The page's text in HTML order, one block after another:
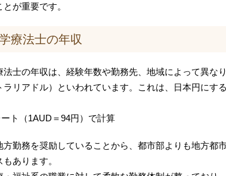
が重要です。
療法士の年収
士の年収は、経験年数や勤務先、地域によって異なり
ラリアドル）といわれています。これは、日本円にす
ト（1AUD＝94円）で計算
勤務を奨励していることから、都市部よりも地方都
あります。